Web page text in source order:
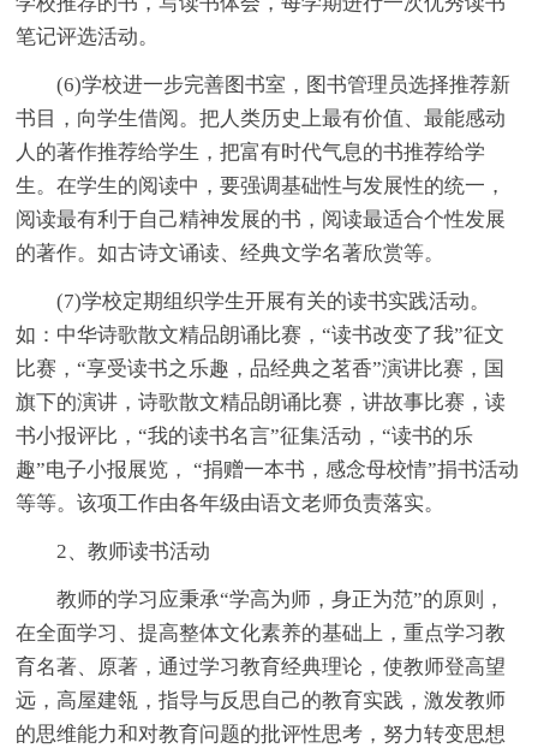
笔记评选活动。
(6)学校进一步完善图书室，图书管理员选择推荐新
书目，向学生借阅。把人类历史上最有价值、最能感动
人的著作推荐给学生，把富有时代气息的书推荐给学
生。在学生的阅读中，要强调基础性与发展性的统一，
阅读最有利于自己精神发展的书，阅读最适合个性发展
的著作。如古诗文诵读、经典文学名著欣赏等。
(7)学校定期组织学生开展有关的读书实践活动。
如：中华诗歌散文精品朗诵比赛，“读书改变了我”征文
比赛，“享受读书之乐趣，品经典之茗香”演讲比赛，国
旗下的演讲，诗歌散文精品朗诵比赛，讲故事比赛，读
书小报评比，“我的读书名言”征集活动，“读书的乐
趣”电子小报展览， “捐赠一本书，感念母校情”捐书活动
等等。该项工作由各年级由语文老师负责落实。
2、教师读书活动
教师的学习应秉承“学高为师，身正为范”的原则，
在全面学习、提高整体文化素养的基础上，重点学习教
育名著、原著，通过学习教育经典理论，使教师登高望
远，高屋建瓴，指导与反思自己的教育实践，激发教师
的思维能力和对教育问题的批评性思考，努力转变思想